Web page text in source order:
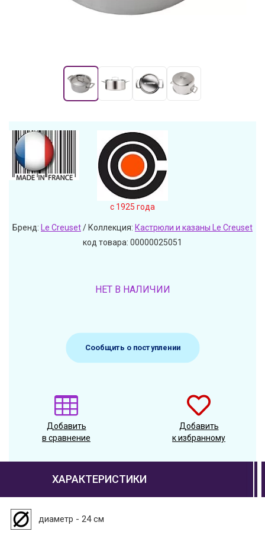
c 1925 года
Бренд: Le Creuset/ Коллекция: Кастрюли и казаны Le Creuset
код товара: 00000025051
НЕТ В НАЛИЧИИ
Сообщить о поступлении
Добавить
в сравнение
Добавить
к избранному
ХАРАКТЕРИСТИКИ
диаметр - 24 см